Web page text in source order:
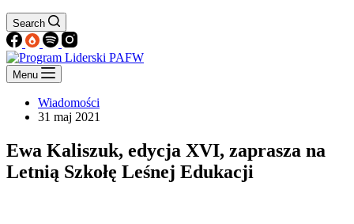
Search
Menu
Wiadomości
31 maj 2021
Ewa Kaliszuk, edycja XVI, zaprasza na
Letnią Szkołę Leśnej Edukacji